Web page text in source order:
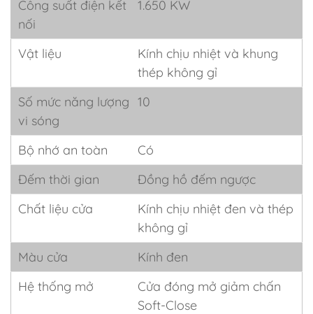
Công suất điện kết
nối
1.650 KW
Vật liệu
Kính chịu nhiệt và khung
thép không gỉ
Số mức năng lượng
vi sóng
10
Bộ nhớ an toàn
Có
Đếm thời gian
Đồng hồ đếm ngược
Chất liệu cửa
Kính chịu nhiệt đen và thép
không gỉ
Màu cửa
Kính đen
Hệ thống mở
Cửa đóng mở giảm chấn
Soft-Close